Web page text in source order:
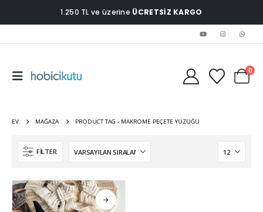
1.250 TL ve üzerine ÜCRETSİZ KARGO
0
EV MAĞAZA PRODUCT TAG - MAKROME PEÇETE YÜZÜĞÜ
FILTER